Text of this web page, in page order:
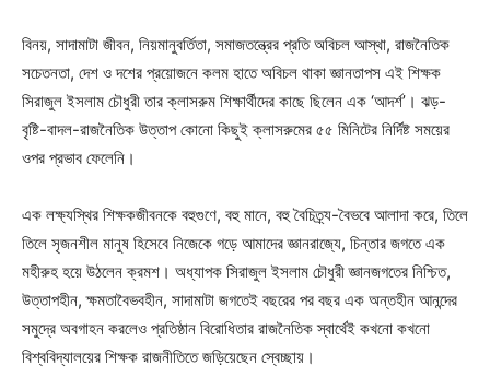
বিনয়, সাদামাটা জীবন, নিয়মানুবর্তিতা, সমাজতন্ত্রের প্রতি অবিচল আস্থা, রাজনৈতিক
সচেতনতা, দেশ ও দশের প্রয়োজনে কলম হাতে অবিচল থাকা জ্ঞানতাপস এই শিক্ষক
সিরাজুল ইসলাম চৌধুরী তার ক্লাসরুম শিক্ষার্থীদের কাছে ছিলেন এক ‘আদর্শ’। ঝড়-
বৃষ্টি-বাদল-রাজনৈতিক উত্তাপ কোনো কিছুই ক্লাসরুমের ৫৫ মিনিটের নির্দিষ্ট সময়ের
ওপর প্রভাব ফেলেনি।
এক লক্ষ্যস্থির শিক্ষকজীবনকে বহুগুণে, বহু মানে, বহু বৈচিত্র্য-বৈভবে আলাদা করে, তিলে
তিলে সৃজনশীল মানুষ হিসেবে নিজেকে গড়ে আমাদের জ্ঞানরাজ্যে, চিন্তার জগতে এক
মহীরুহ হয়ে উঠলেন ক্রমশ। অধ্যাপক সিরাজুল ইসলাম চৌধুরী জ্ঞানজগতের নিশ্চিত,
উত্তাপহীন, ক্ষমতাবৈভবহীন, সাদামাটা জগতেই বছরের পর বছর এক অন্তহীন আনন্দের
সমুদ্রে অবগাহন করলেও প্রতিষ্ঠান বিরোধিতার রাজনৈতিক স্বার্থেই কখনো কখনো
বিশ্ববিদ্যালয়ের শিক্ষক রাজনীতিতে জড়িয়েছেন স্বেচ্ছায়।